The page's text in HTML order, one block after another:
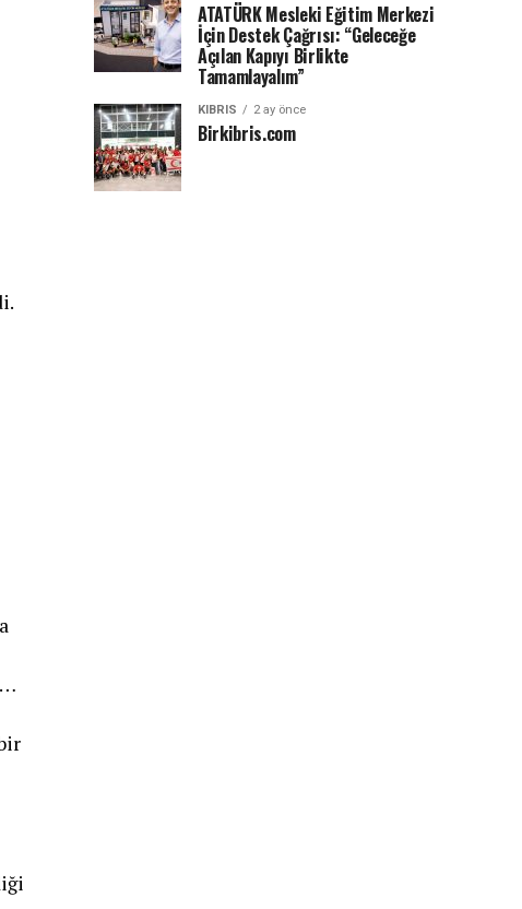
ATATÜRK Mesleki Eğitim Merkezi
İçin Destek Çağrısı: “Geleceğe
Açılan Kapıyı Birlikte
Tamamlayalım”
KIBRIS 2 ay önce
Birkibris.com